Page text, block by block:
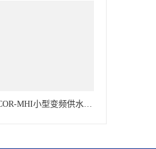
COR-MHI小型变频供水系统